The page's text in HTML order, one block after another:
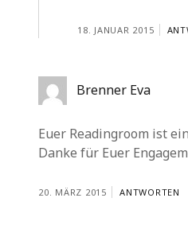
18. JANUAR 2015
Brenner Eva
Euer Readingroom ist
Danke für Euer
20. MÄRZ 2015 ANTWORTEN